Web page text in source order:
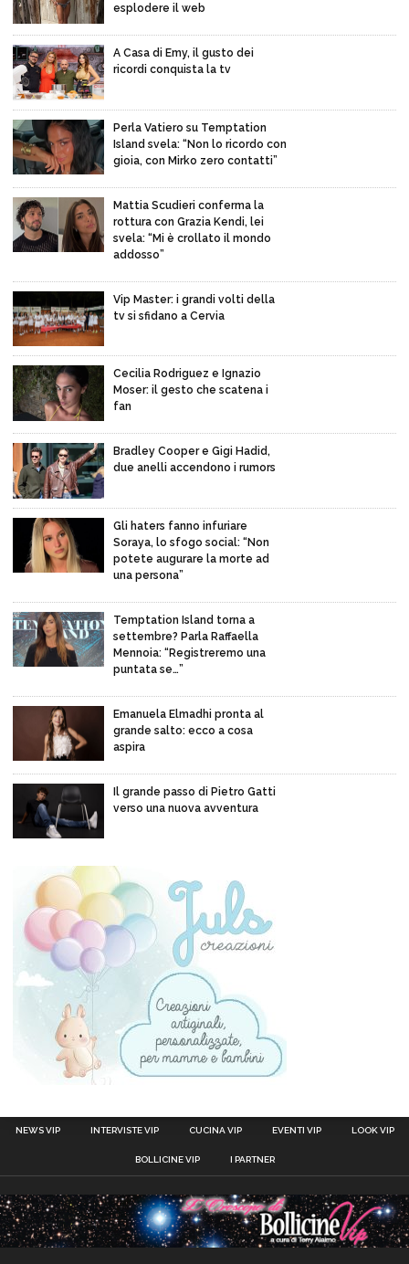
esplodere il web
A Casa di Emy, il gusto dei
ricordi conquista la tv
Perla Vatiero su Temptation
Island svela: “Non lo ricordo con
gioia, con Mirko zero contatti”
Mattia Scudieri conferma la
rottura con Grazia Kendi, lei
svela: “Mi è crollato il mondo
addosso”
Vip Master: i grandi volti della
tv si sfidano a Cervia
Cecilia Rodriguez e Ignazio
Moser: il gesto che scatena i
fan
Bradley Cooper e Gigi Hadid,
due anelli accendono i rumors
Gli haters fanno infuriare
Soraya, lo sfogo social: “Non
potete augurare la morte ad
una persona”
Temptation Island torna a
settembre? Parla Raffaella
Mennoia: “Registreremo una
puntata se…”
Emanuela Elmadhi pronta al
grande salto: ecco a cosa
aspira
Il grande passo di Pietro Gatti
verso una nuova avventura
NEWS VIP INTERVISTE VIP CUCINA VIP EVENTI VIP LOOK VIP
BOLLICINE VIP I PARTNER